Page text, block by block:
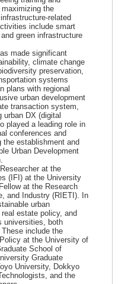
the
related
include smart
green infrastructure
made significant
climate change
preservation,
systems
plans with regional
urban development
transaction system,
DX (digital
played a leading role in
conferences and
the establishment and
Urban Development
at the
(IFI) at the University
at the Research
and Industry (RIETI). In
urban
estate policy, and
universities, both
include the
at the University of
School of
Graduate
University, Dokkyo
and the